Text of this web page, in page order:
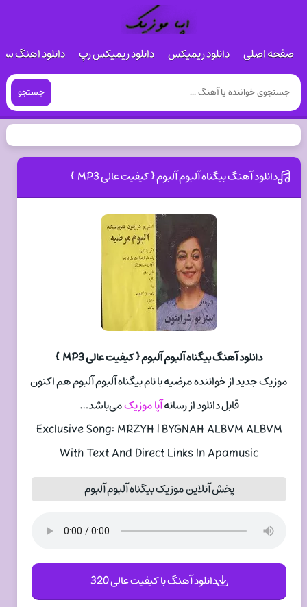
صفحه اصلی دانلود ریمیکس دانلود ریمیکس رپ دانلود اهنگ
جستجو
دانلود آهنگ بیگناه آلبوم آلبوم { کیفیت عالی MP3 }
دانلود آهنگ بیگناه آلبوم آلبوم { کیفیت عالی MP3 }
موزیک جدید از خواننده مرضیه با نام بیگناه آلبوم آلبوم هم اکنون
قابل دانلود از رسانهآپا موزیکمی‌باشد…
Exclusive Song: MRZYH | BYGNAH ALBVM ALBVM
With Text And Direct Links In Apamusic
پخش آنلاین موزیک بیگناه آلبوم آلبوم
دانلود آهنگ با کیفیت عالی 320